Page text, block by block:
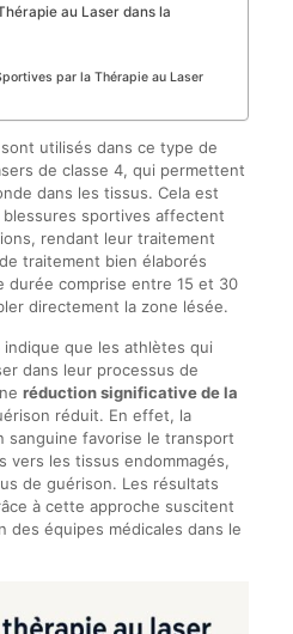
au Laser dans la
par la Thérapie au Laser
utilisés dans ce type de
de classe 4, qui permettent
dans les tissus. Cela est
sportives affectent
rendant leur traitement
traitement bien élaborés
durée comprise entre 15 et 30
directement la zone lésée.
que les athlètes qui
dans leur processus de
réduction significative de la
réduit. En effet, la
sanguine favorise le transport
vers les tissus endommagés,
de guérison. Les résultats
à cette approche suscitent
des équipes médicales dans le